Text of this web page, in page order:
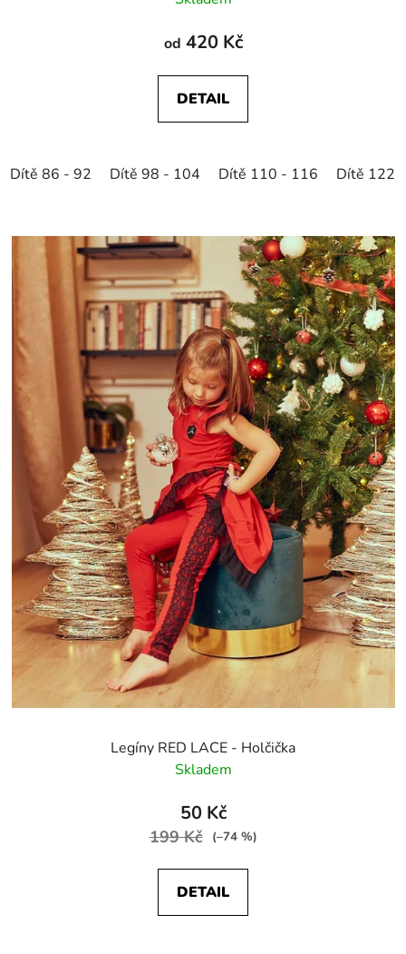
od 420 Kč
DETAIL
Dítě 86 - 92 Dítě 98 - 104 Dítě 110 - 116 Dítě 122
Legíny RED LACE - Holčička
Skladem
50 Kč
199 Kč (–74 %)
DETAIL